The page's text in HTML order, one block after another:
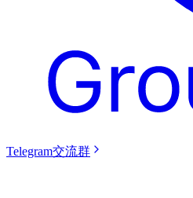
Telegram交流群